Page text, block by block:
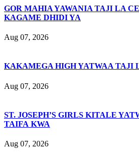
GOR MAHIA YAWANIA TAJI LA
KAGAME DHIDI YA
Aug 07, 2026
KAKAMEGA HIGH YATWAA TAJI
Aug 07, 2026
ST. JOSEPH’S GIRLS KITALE
TAIFA KWA
Aug 07, 2026